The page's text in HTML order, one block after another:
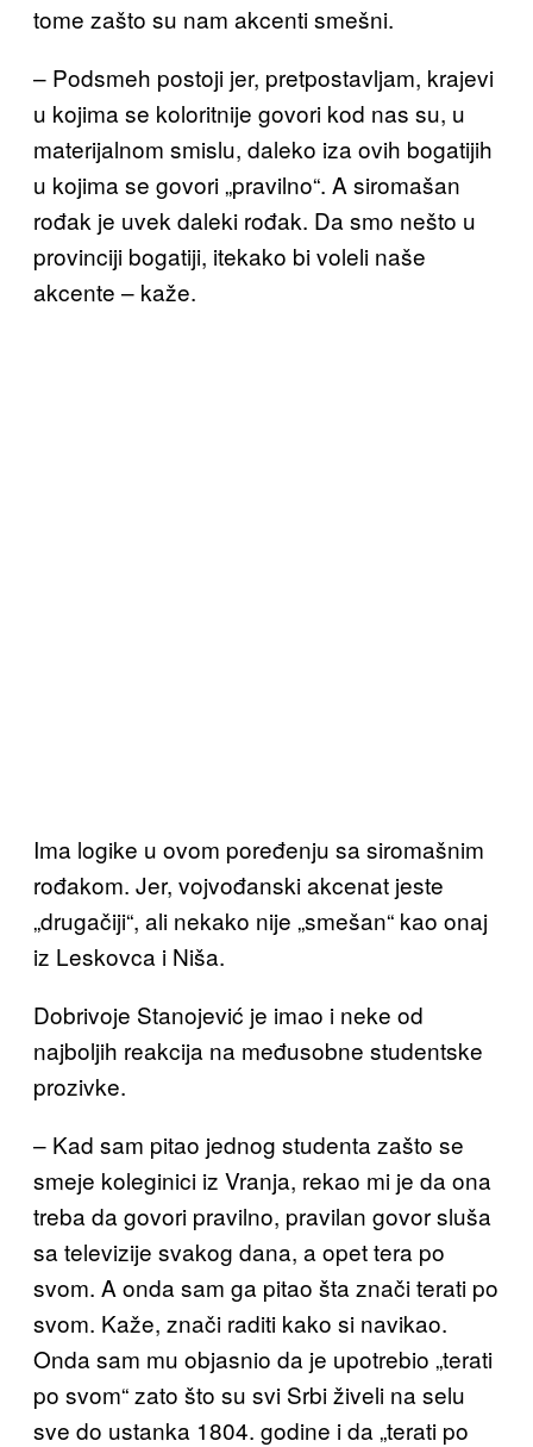
tome zašto su nam akcenti smešni.
– Podsmeh postoji jer, pretpostavljam, krajevi
u kojima se koloritnije govori kod nas su, u
materijalnom smislu, daleko iza ovih bogatijih
u kojima se govori „pravilno“. A siromašan
rođak je uvek daleki rođak. Da smo nešto u
provinciji bogatiji, itekako bi voleli naše
akcente – kaže.
Ima logike u ovom poređenju sa siromašnim
rođakom. Jer, vojvođanski akcenat jeste
„drugačiji“, ali nekako nije „smešan“ kao onaj
iz Leskovca i Niša.
Dobrivoje Stanojević je imao i neke od
najboljih reakcija na međusobne studentske
prozivke.
– Kad sam pitao jednog studenta zašto se
smeje koleginici iz Vranja, rekao mi je da ona
treba da govori pravilno, pravilan govor sluša
sa televizije svakog dana, a opet tera po
svom. A onda sam ga pitao šta znači terati po
svom. Kaže, znači raditi kako si navikao.
Onda sam mu objasnio da je upotrebio „terati
po svom“ zato što su svi Srbi živeli na selu
sve do ustanka 1804. godine i da „terati po